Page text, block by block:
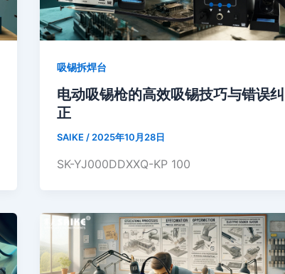
吸锡拆焊台
电动吸锡枪的高效吸锡技巧与错误纠
正
SAIKE / 2025年10月28日
SK-YJ000DDXXQ-KP 100